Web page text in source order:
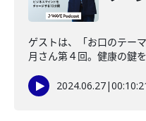
ゲストは、「お口のテー
月さん第４回。健康の鍵
2024.06.27|